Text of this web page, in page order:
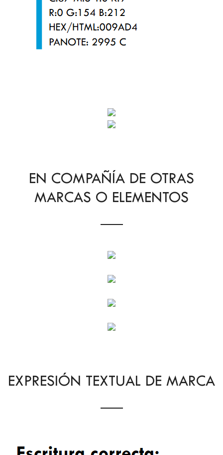
EN COMPAÑÍA DE OTRAS
MARCAS O ELEMENTOS
EXPRESIÓN TEXTUAL DE MARCA